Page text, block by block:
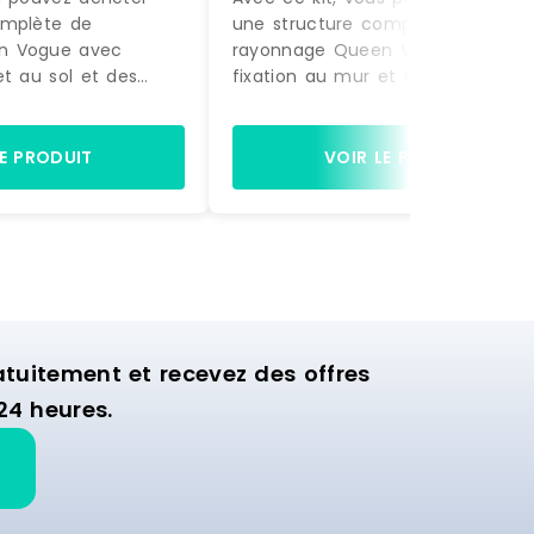
de
Vogue avec
au sol et des
être montée.
et de 2 bras
structure est
PRODUIT
une structure complète de
rayonnage Queen Vogue avec
fixation au mur et au sol et des
la photo, prête à être montée.
Equipée de 4 étagères et de 2
de suspension, cette structure
VOIR LE PRODUIT
et recevez des offres
heures.